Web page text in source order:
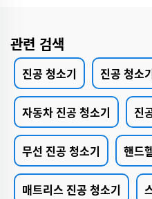
관련 검색
진공 청소기 진공 청소
자동차 진공 청소기 진
무선 진공 청소기 핸드
매트리스 진공 청소기